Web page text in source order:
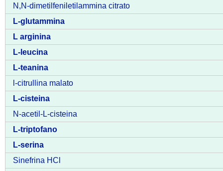
N,N-dimetilfeniletilammina citrato
L-glutammina
L arginina
L-leucina
L-teanina
l-citrullina malato
L-cisteina
N-acetil-L-cisteina
L-triptofano
L-serina
Sinefrina HCl